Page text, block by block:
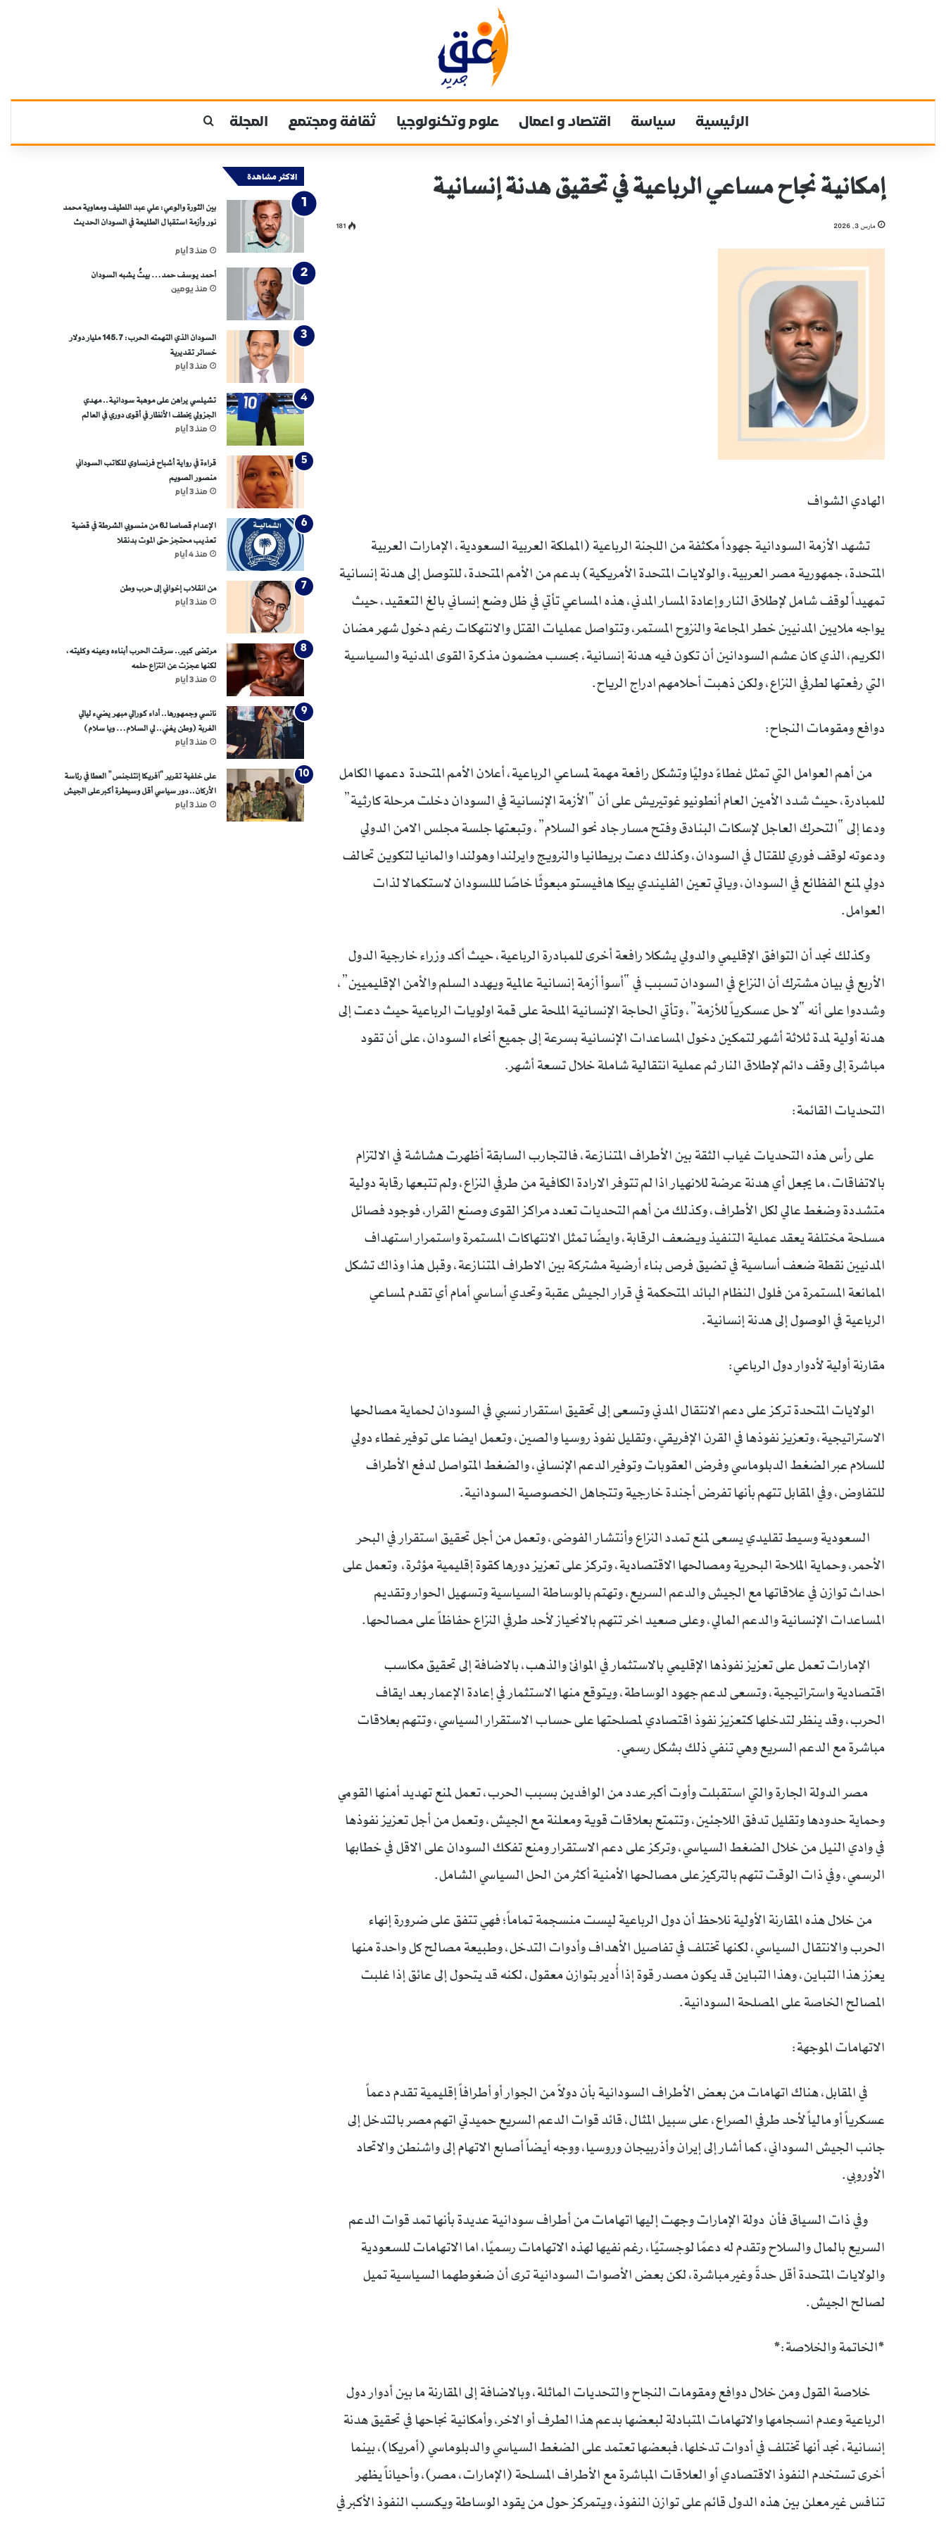
الرئيسية سياسة اقتصاد و اعمال علوم وتكنولوجيا ثقافة ومجتمع المجلة
إمكانية نجاح مساعي الرباعية في تحقيق هدنة إنسانية
مارس 3, 2026 181
الهادي الشواف
تشهد الأزمة السودانية جهوداً مكثفة من اللجنة الرباعية (المملكة العربية السعودية، الإمارات العربية
المتحدة، جمهورية مصر العربية، والولايات المتحدة الأمريكية) بدعم من الأمم المتحدة، للتوصل إلى هدنة إنسانية
تمهيداً لوقف شامل لإطلاق النار وإعادة المسار المدني، هذه المساعي تأتي في ظل وضع إنساني بالغ التعقيد، حيث
يواجه ملايين المدنيين خطر المجاعة والنزوح المستمر، وتتواصل عمليات القتل والانتهكات رغم دخول شهر مضان
الكريم، الذي كان عشم السودانين أن تكون فيه هدنة إنسانية، بحسب مضمون مذكرة القوى المدنية والسياسية
التي رفعتها لطرفي النزاع، ولكن ذهبت أحلامهم ادراج الرياح.
دوافع ومقومات النجاح:
من أهم العوامل التي تمثل غطاءً دوليًا وتشكل رافعة مهمة لمساعي الرباعية، أعلان الأمم المتحدة دعمها الكامل
للمبادرة، حيث شدد الأمين العام أنطونيو غوتيريش على أن “الأزمة الإنسانية في السودان دخلت مرحلة كارثية”
ودعا إلى “التحرك العاجل لإسكات البنادق وفتح مسار جاد نحو السلام”، وتبعتها جلسة مجلس الامن الدولي
ودعوته لوقف فوري للقتال في السودان، وكذلك دعت بريطانيا والنرويج وايرلندا وهولندا والمانيا لتكوين تحالف
دولي لمنع الفظائع في السودان، وياتي تعين الفليندي بيكا هافيستو مبعوثًا خاصًا لللسودان لاستكمالا لذات
العوامل.
وكذلك نجد أن التوافق الإقليمي والدولي يشكلا رافعة أخرى للمبادرة الرباعية، حيث أكد وزراء خارجية الدول
الأربع في بيان مشترك أن النزاع في السودان تسبب في “أسوأ أزمة إنسانية عالمية ويهدد السلم والأمن الإقليميين”،
وشددوا على أنه “لا حل عسكرياً للأزمة”، وتأتي الحاجة الإنسانية الملحة على قمة اولويات الرباعية حيث دعت إلى
هدنة أولية لمدة ثلاثة أشهر لتمكين دخول المساعدات الإنسانية بسرعة إلى جميع أنحاء السودان، على أن تقود
مباشرة إلى وقف دائم لإطلاق النار ثم عملية انتقالية شاملة خلال تسعة أشهر.
التحديات القائمة:
على رأس هذه التحديات غياب الثقة بين الأطراف المتنازعة، فالتجارب السابقة أظهرت هشاشة في الالتزام
بالاتفاقات، ما يجعل أي هدنة عرضة للانهيار اذا لم تتوفر الارادة الكافية من طرفي النزاع، ولم تتبعها رقابة دولية
متشددة وضغط عالي لكل الأطراف، وكذلك من أهم التحديات تعدد مراكز القوى وصنع القرار، فوجود فصائل
مسلحة مختلفة يعقد عملية التنفيذ ويضعف الرقابة، وايضًا تمثل الانتهاكات المستمرة واستمرار استهداف
المدنيين نقطة ضعف أساسية في تضيق فرص بناء أرضية مشتركة بين الاطراف المتنازعة، وقبل هذا وذاك تشكل
الممانعة المستمرة من فلول النظام البائد المتحكمة في قرار الجيش عقبة وتحدي أساسي أمام أي تقدم لمساعي
الرباعية في الوصول إلى هدنة إنسانية.
مقارنة أولية لأدوار دول الرباعي:
الولايات المتحدة تركز على دعم الانتقال المدني وتسعى إلى تحقيق استقرار نسبي في السودان لحماية مصالحها
الاستراتيجية، وتعزيز نفوذها في القرن الإفريقي، وتقليل نفوذ روسيا والصين، وتعمل ايضا على توفير غطاء دولي
للسلام عبر الضغط الدبلوماسي وفرض العقوبات وتوفير الدعم الإنساني، والضغط المتواصل لدفع الأطراف
للتفاوض، وفي المقابل تتهم بأنها تفرض أجندة خارجية وتتجاهل الخصوصية السودانية.
السعودية وسيط تقليدي يسعى لمنع تمدد النزاع وأنتشار الفوضى، وتعمل من أجل تحقيق استقرار في البحر
الأحمر، وحماية الملاحة البحرية ومصالحها الاقتصادية، وتركز على تعزيز دورها كقوة إقليمية مؤثرة، وتعمل على
احداث توازن في علاقاتها مع الجيش والدعم السريع، وتهتم بالوساطة السياسية وتسهيل الحوار وتقديم
المساعدات الإنسانية والدعم المالي، وعلى صعيد اخر تتهم بالانحياز لأحد طرفي النزاع حفاظاً على مصالحها.
الإمارات تعمل على تعزيز نفوذها الإقليمي بالاستثمار في الموانئ والذهب، بالاضافة إلى تحقيق مكاسب
اقتصادية واستراتيجية، وتسعى لدعم جهود الوساطة، ويتوقع منها الاستثمار في إعادة الإعمار بعد ايقاف
الحرب، وقد ينظر لتدخلها كتعزيز نفوذ اقتصادي لمصلحتها على حساب الاستقرار السياسي، وتتهم بعلاقات
مباشرة مع الدعم السريع وهي تنفي ذلك بشكل رسمي.
مصر الدولة الجارة والتي استقبلت وأوت أكبر عدد من الوافدين بسبب الحرب، تعمل لمنع تهديد أمنها القومي
وحماية حدودها وتقليل تدفق اللاجئين، وتتمتع بعلاقات قوية ومعلنة مع الجيش، وتعمل من أجل تعزيز نفوذها
في وادي النيل من خلال الضغط السياسي، وتركز على دعم الاستقرار ومنع تفكك السودان على الاقل في خطابها
الرسمي، وفي ذات الوقت تتهم بالتركيز على مصالحها الأمنية أكثر من الحل السياسي الشامل.
من خلال هذه المقارنة الأولية نلاحظ أن دول الرباعية ليست منسجمة تماماً؛ فهي تتفق على ضرورة إنهاء
الحرب والانتقال السياسي، لكنها تختلف في تفاصيل الأهداف وأدوات التدخل، وطبيعة مصالح كل واحدة منها
يعزز هذا التباين، وهذا التباين قد يكون مصدر قوة إذا أُدير بتوازن معقول، لكنه قد يتحول إلى عائق إذا غلبت
المصالح الخاصة على المصلحة السودانية.
الاتهامات الموجهة:
في المقابل، هناك اتهامات من بعض الأطراف السودانية بأن دولاً من الجوار أو أطرافاً إقليمية تقدم دعماً
عسكرياً أو مالياً لأحد طرفي الصراع، على سبيل المثال، قائد قوات الدعم السريع حميدتي اتهم مصر بالتدخل إلى
جانب الجيش السوداني، كما أشار إلى إيران وأذربيجان وروسيا، ووجه أيضاً أصابع الاتهام إلى واشنطن والاتحاد
الأوروبي.
وفي ذات السياق فأن دولة الإمارات وجهت إليها اتهامات من أطراف سودانية عديدة بأنها تمد قوات الدعم
السريع بالمال والسلاح وتقدم له دعمًا لوجستيًا، رغم نفيها لهذه الاتهامات رسميًا، اما الاتهامات للسعودية
والولايات المتحدة أقل حدةً وغير مباشرة، لكن بعض الأصوات السودانية ترى أن ضغوطهما السياسية تميل
لصالح الجيش.
*الخاتمة والخلاصة:*
خلاصة القول ومن خلال دوافع ومقومات النجاح والتحديات الماثلة، وبالاضافة إلى المقارنة ما بين أدوار دول
الرباعية وعدم انسجامها والاتهامات المتبادلة لبعضها بدعم هذا الطرف أو الاخر، وأمكانية نجاحها في تحقيق هدنة
إنسانية، نجد أنها تختلف في أدوات تدخلها، فبعضها تعتمد على الضغط السياسي والدبلوماسي (أمريكا)، بينما
أخرى تستخدم النفوذ الاقتصادي أو العلاقات المباشرة مع الأطراف المسلحة (الإمارات، مصر)، وأحياناً يظهر
تنافس غير معلن بين هذه الدول قائم على توازن النفوذ، ويتمركز حول من يقود الوساطة ويكسب النفوذ الأكبر في
الاكثر مشاهدة
بين الثورة والوعي: علي عبد اللطيف ومعاوية محمد
نور وأزمة استقبال الطليعة في السودان الحديث
منذ 3 أيام
أحمد يوسف حمد… بيتٌ يشبه السودان
منذ يومين
السودان الذي التهمته الحرب: 145.7 مليار دولار
خسائر تقديرية
منذ 3 أيام
تشيلسي يراهن على موهبة سودانية.. مهدي
الجزولي يخطف الأنظار في أقوى دوري في العالم
منذ 3 أيام
قراءة في رواية أشباح فرنساوي للكاتب السوداني
منصور الصويم
منذ 3 أيام
الإعدام قصاصا لـ6 من منسوبي الشرطة في قضية
تعذيب محتجز حتى الموت بدنقلا
منذ 4 أيام
من انقلاب إخواني إلى حرب وطن
منذ 3 أيام
مرتضى كبير.. سرقت الحرب أبناءه وعينه وكليته،
لكنها عجزت عن انتزاع حلمه
منذ 3 أيام
نانسي وجمهورها.. أداء كورالي مبهر يضيء ليالي
الغربة (وطن يغني.. لي السلام… ويا سلام)
منذ 3 أيام
على خلفية تقرير “آفريكا إنتلجنس” العطا في رئاسة
الأركان.. دور سياسي أقل وسيطرة أكبر على الجيش
منذ 3 أيام